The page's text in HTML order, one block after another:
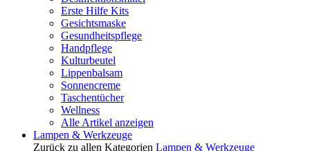
Erste Hilfe Kits
Gesichtsmaske
Gesundheitspflege
Handpflege
Kulturbeutel
Lippenbalsam
Sonnencreme
Taschentücher
Wellness
Alle Artikel anzeigen
Lampen & Werkzeuge
Zurück zu allen Kategorien Lampen & Werkzeuge